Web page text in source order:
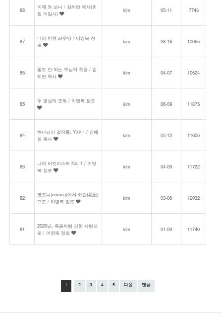
88
이제 와 보니 / 김혜란 목사(회
장 이임사)
kim 05-11 7743
87
나의 인생 좌우명 / 이영복 장
로
kim 08-18 10065
86
말도 안 되는 주님의 죽음 / 김
혜란 목사
kim 04-07 10624
85 두 영성의 조화 / 이영복 장로 kim 06-09 11875
84
하나님의 걸작품, Y자매 / 김혜
란 목사
kim 05-13 11606
83
나의 버킷리스트 No. 1 / 이영
복 장로
kim 04-09 11722
82
코로나(corona)에서 화관(花冠)
으로 / 이영복 장로
kim 03-06 12032
81
2020년, 죽음처럼 강한 사랑으
로 / 이영복 장로
kim 01-09 11740
1 2 3 4 5 다음 맨끝